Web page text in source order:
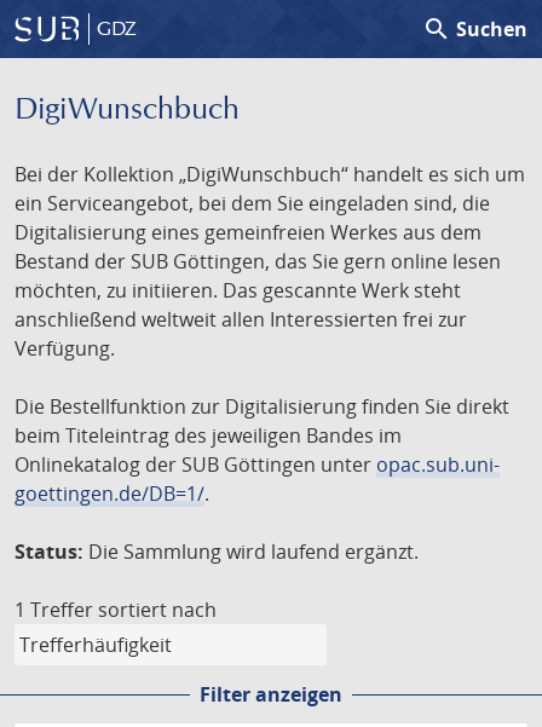
GDZ search Suchen
DigiWunschbuch
Bei der Kollektion „DigiWunschbuch“ handelt es sich um
ein Serviceangebot, bei dem Sie eingeladen sind, die
Digitalisierung eines gemeinfreien Werkes aus dem
Bestand der SUB Göttingen, das Sie gern online lesen
möchten, zu initiieren. Das gescannte Werk steht
anschließend weltweit allen Interessierten frei zur
Verfügung.
Die Bestellfunktion zur Digitalisierung finden Sie direkt
beim Titeleintrag des jeweiligen Bandes im
Onlinekatalog der SUB Göttingen unter opac.sub.uni-
goettingen.de/DB=1/.
Status: Die Sammlung wird laufend ergänzt.
1 Treffer sortiert nach
Filter anzeigen